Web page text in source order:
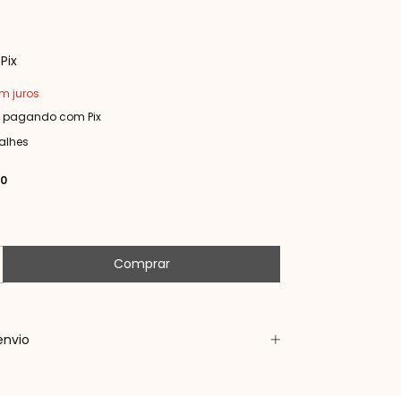
Pix
juros
pagando com Pix